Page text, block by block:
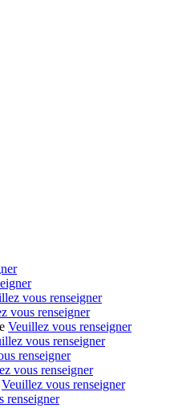
vous renseigner
vous renseigner
Veuillez vous renseigner
vous renseigner
renseigner
vous renseigner
Veuillez vous renseigner
renseigner